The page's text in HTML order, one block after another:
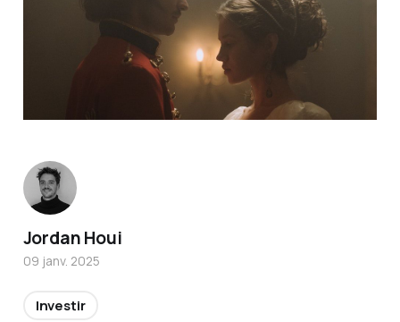
Titulair
e de la
ation
Jordan Houi
09 janv. 2025
Investir